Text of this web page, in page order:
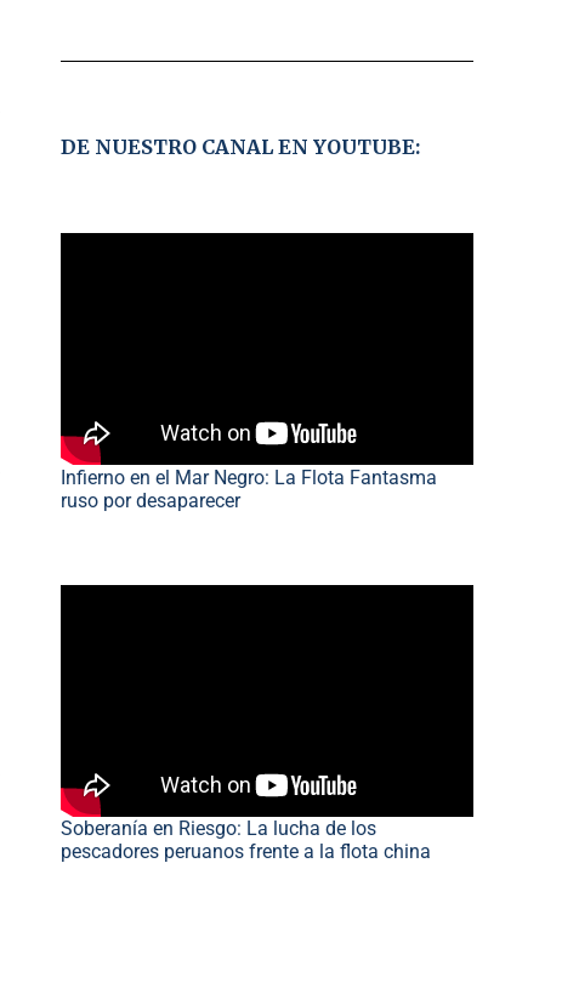
DE NUESTRO CANAL EN YOUTUBE:
Infierno en el Mar Negro: La Flota Fantasma
ruso por desaparecer
Soberanía en Riesgo: La lucha de los
pescadores peruanos frente a la flota china